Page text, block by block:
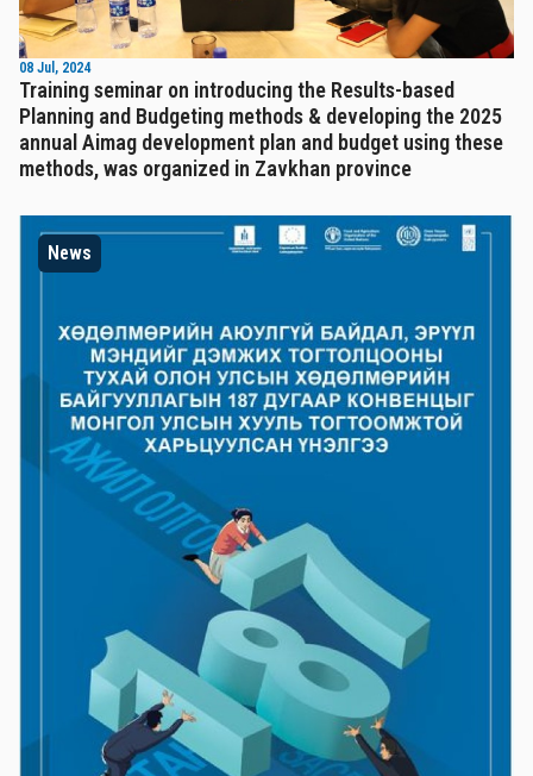
08 Jul, 2024
Training seminar on introducing the Results-based
Planning and Budgeting methods & developing the 2025
annual Aimag development plan and budget using these
methods, was organized in Zavkhan province
News